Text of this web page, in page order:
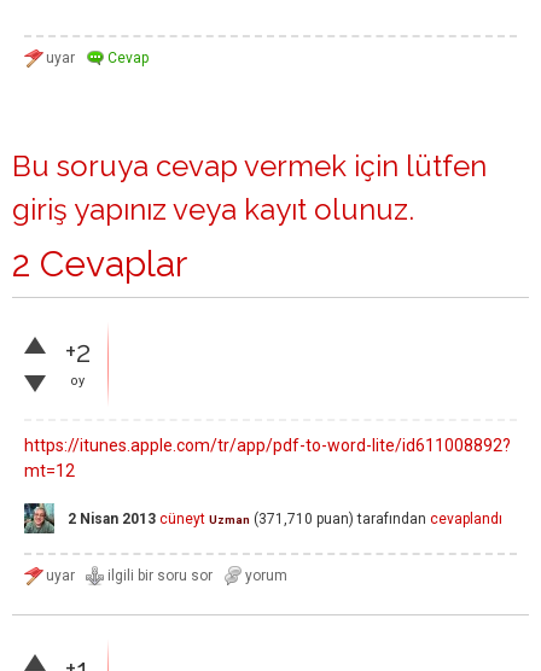
Bu soruya cevap vermek için lütfen
giriş yapınız veya kayıt olunuz.
2 Cevaplar
+2
oy
https://itunes.apple.com/tr/app/pdf-to-word-lite/id611008892?
mt=12
2 Nisan 2013 cüneyt Uzman (371,710 puan) tarafından cevaplandı